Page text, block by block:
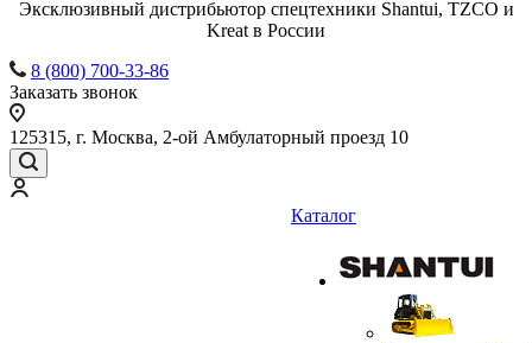
Эксклюзивный дистрибьютор спецтехники Shantui, TZCO и
Kreat в России
8 (800) 700-33-86
Заказать звонок
125315, г. Москва, 2-ой Амбулаторный проезд 10
Каталог